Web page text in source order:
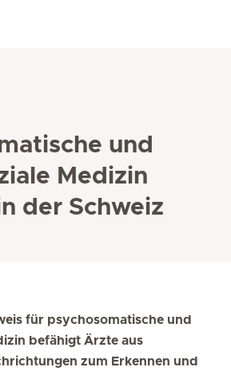
und
Medizin
der Schweiz
für psychosomatische und
befähigt Ärzte aus
zum Erkennen und